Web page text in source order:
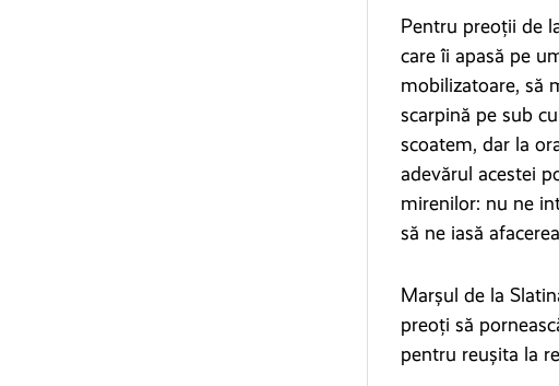
Pentru preoții de
care îi apasă pe
mobilizatoare, să
scarpină pe sub
scoatem, dar la
adevărul acestei
mirenilor: nu ne
să ne iasă
Marșul de la
preoți să
pentru reușita la